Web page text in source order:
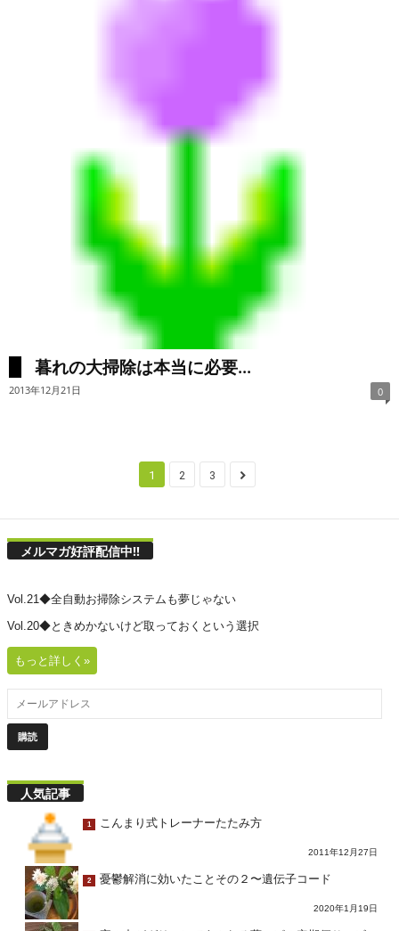
暮れの大掃除は本当に必要...
2013年12月21日 0
1 2 3
メルマガ好評配信中!!
Vol.21◆全自動お掃除システムも夢じゃない
Vol.20◆ときめかないけど取っておくという選択
もっと詳しく»
人気記事
1 こんまり式トレーナーたたみ方
2011年12月27日
2 憂鬱解消に効いたことその２〜遺伝子コード
2020年1月19日